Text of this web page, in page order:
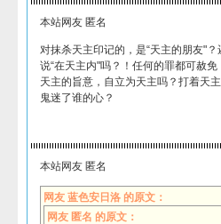
本站网友 匿名
对抹杀天主印记的，是“天主的朋友"
说“在天主内"吗？！任何的罪都可赦
天主的旨意，自立为天主吗？打着天
鬼迷了谁的心？
本站网友 匿名
网友 蓝色安日洛 的原文：
网友 匿名 的原文：